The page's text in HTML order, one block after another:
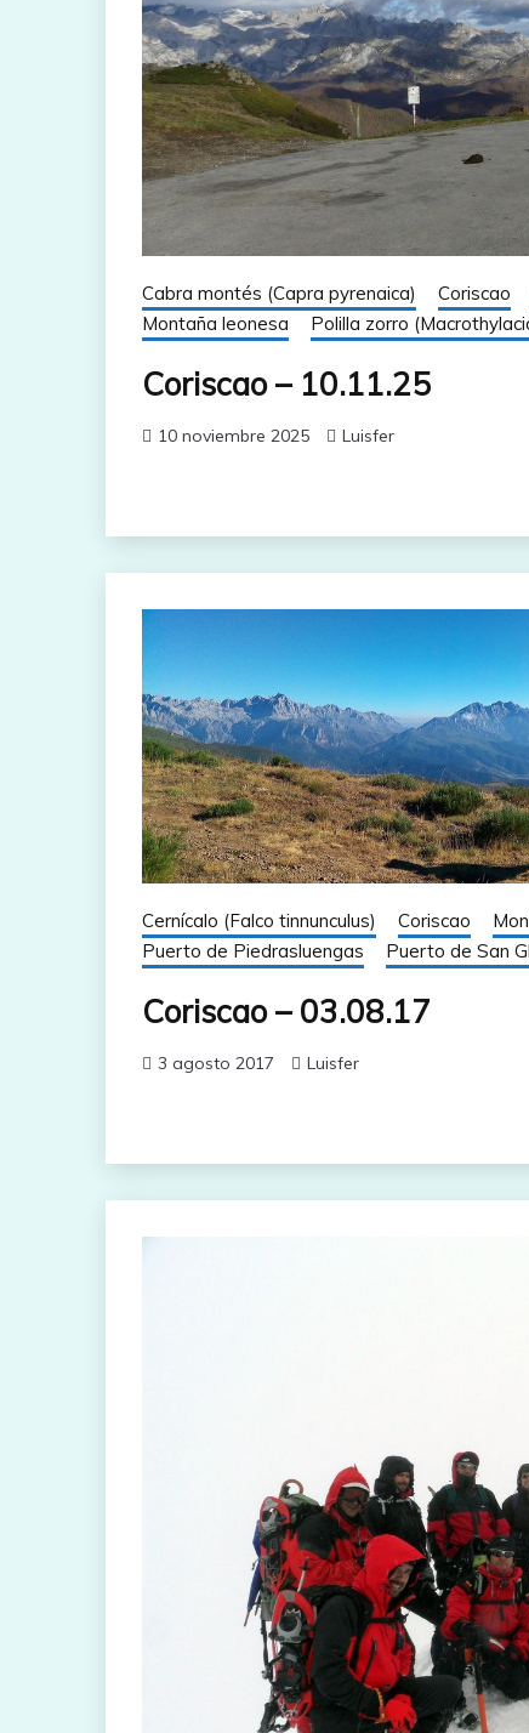
Cabra montés (Capra pyrenaica) Coriscao
Montaña leonesa
Polilla zorro
Coriscao – 10.11.25
10 noviembre 2025 Luisfer
Cernícalo (Falco tinnunculus) Coriscao
Puerto de Piedrasluengas
Puerto de San
Coriscao – 03.08.17
3 agosto 2017 Luisfer